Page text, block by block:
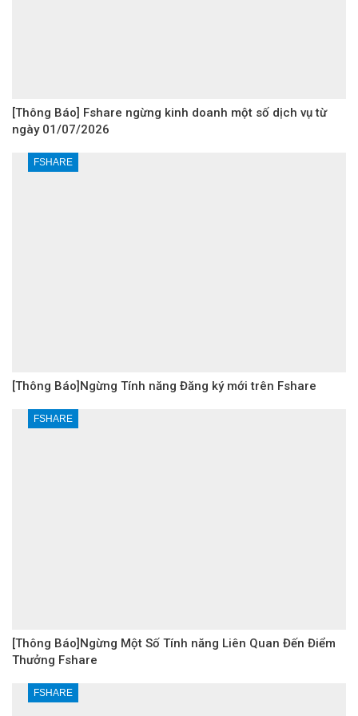
[Thông Báo] Fshare ngừng kinh doanh một số dịch vụ từ
ngày 01/07/2026
FSHARE
[Thông Báo]Ngừng Tính năng Đăng ký mới trên Fshare
FSHARE
[Thông Báo]Ngừng Một Số Tính năng Liên Quan Đến Điểm
Thưởng Fshare
FSHARE